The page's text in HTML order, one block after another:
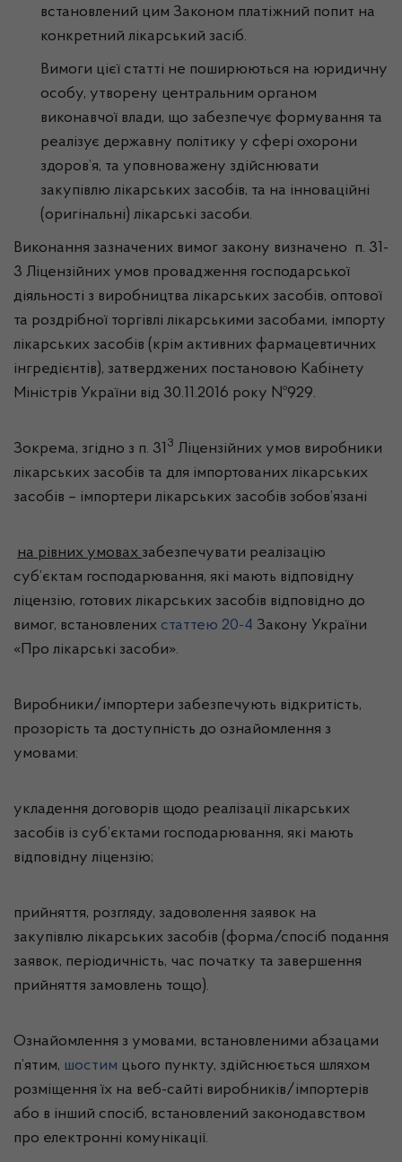
встановлений цим Законом платіжний попит на
конкретний лікарський засіб.
Вимоги цієї статті не поширюються на юридичну
особу, утворену центральним органом
виконавчої влади, що забезпечує формування та
реалізує державну політику у сфері охорони
здоров’я, та уповноважену здійснювати
закупівлю лікарських засобів, та на інноваційні
(оригінальні) лікарські засоби.
Виконання зазначених вимог закону визначено п. 31-
3 Ліцензійних умов провадження господарської
діяльності з виробництва лікарських засобів, оптової
та роздрібної торгівлі лікарськими засобами, імпорту
лікарських засобів (крім активних фармацевтичних
інгредієнтів), затверджених постановою Кабінету
Міністрів України від 30.11.2016 року №929.
Зокрема, згідно з п. 31 3 Ліцензійних умов виробники
лікарських засобів та для імпортованих лікарських
засобів – імпортери лікарських засобів зобов’язані
на рівних умовах забезпечувати реалізацію
суб’єктам господарювання, які мають відповідну
ліцензію, готових лікарських засобів відповідно до
вимог, встановлених статтею 20-4 Закону України
«Про лікарські засоби».
Виробники/імпортери забезпечують відкритість,
прозорість та доступність до ознайомлення з
умовами:
укладення договорів щодо реалізації лікарських
засобів із суб’єктами господарювання, які мають
відповідну ліцензію;
прийняття, розгляду, задоволення заявок на
закупівлю лікарських засобів (форма/спосіб подання
заявок, періодичність, час початку та завершення
прийняття замовлень тощо).
Ознайомлення з умовами, встановленими абзацами
п’ятим, шостим цього пункту, здійснюється шляхом
розміщення їх на веб-сайті виробників/імпортерів
або в інший спосіб, встановлений законодавством
про електронні комунікації.